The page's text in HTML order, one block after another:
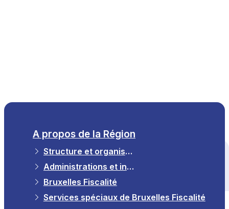
Tous les thèmes
A propos de la Région
Structure et organisation
Administrations et institutions de la région
Bruxelles Fiscalité
Services spéciaux de Bruxelles Fiscalité